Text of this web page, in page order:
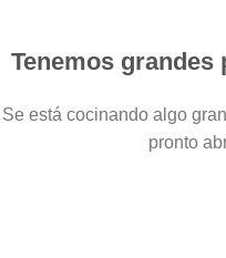
Tenemos
Se está cocinando algo
pronto